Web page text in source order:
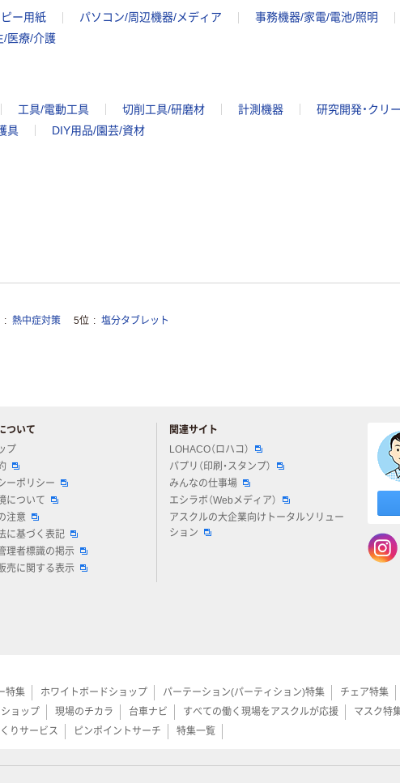
ー用紙 パソコン/周辺機器/メディア 事務機器/家電/電池/照明
/医療/介護
工具/電動工具 切削工具/研磨材 計測機器 研究開発・クリ
具 DIY用品/園芸/資材
熱中症対策 5位 塩分タブレット
ついて
プ
ーポリシー
について
注意
に基づく表記
理者標識の掲示
売に関する表示
関連サイト
LOHACO（ロハコ）
パプリ（印刷・スタンプ）
みんなの仕事場
エシラボ（Webメディア）
アスクルの大企業向けトータルソリュー
ション
特集 ホワイトボードショップ パーテーション(パーティション)特集 チェア特集
ョップ 現場のチカラ 台車ナビ すべての働く現場をアスクルが応援 マスク特
りサービス ピンポイントサーチ 特集一覧